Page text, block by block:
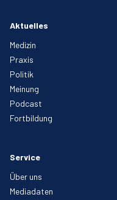
Aktuelles
Medizin
Praxis
Politik
Meinung
Podcast
Fortbildung
Service
Über uns
Mediadaten